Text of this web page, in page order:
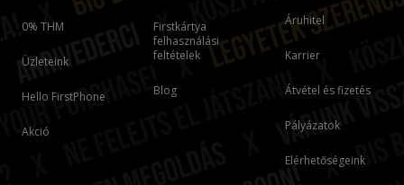
0% THM
Üzleteink
Hello FirstPhone
Akció
Firstkártya
felhasználási
feltételek
Blog
Áruhitel
Karrier
Átvétel és fizetés
Pályázatok
Elérhetőségeink